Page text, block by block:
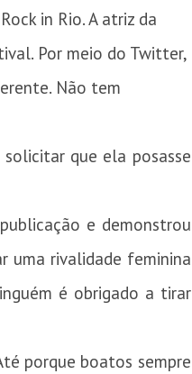
in Rio. A atriz da
Por meio do Twitter,
Não tem
que ela posasse
e demonstrou
uma rivalidade feminina
é obrigado a tirar
porque boatos sempre